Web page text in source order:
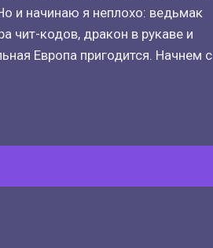
и начинаю я неплохо: ведьмак
чит-кодов, дракон в рукаве и
Европа пригодится. Начнем с